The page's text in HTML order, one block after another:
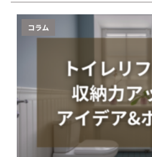
コラム